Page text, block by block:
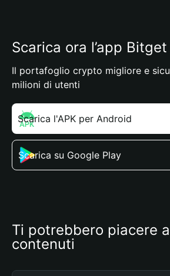
Scarica ora l’app
Il portafoglio crypto migliore e
milioni di utenti
Scarica l'APK per Android
Scarica su Google Play
Ti potrebbero piacere
contenuti